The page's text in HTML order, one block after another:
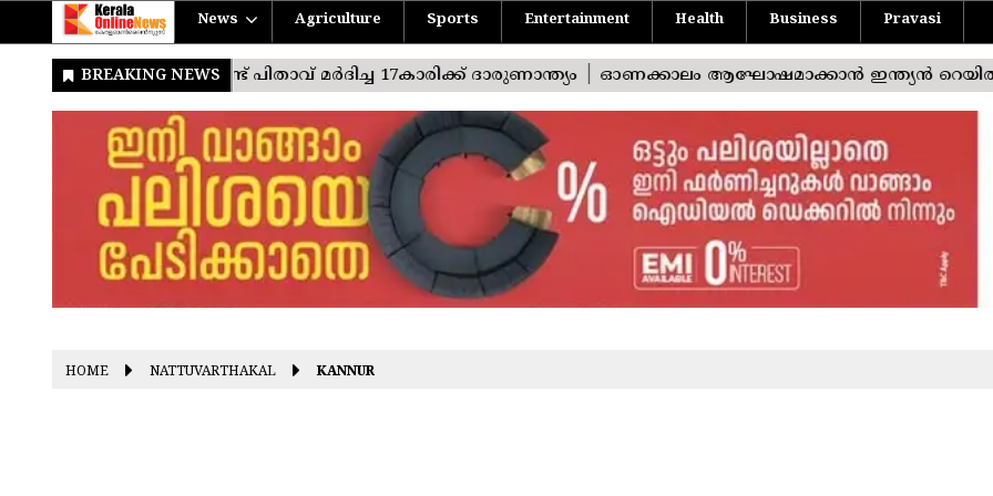
News Agriculture Sports Entertainment Health Business Pravasi
HOME NATTUVARTHAKAL KANNUR